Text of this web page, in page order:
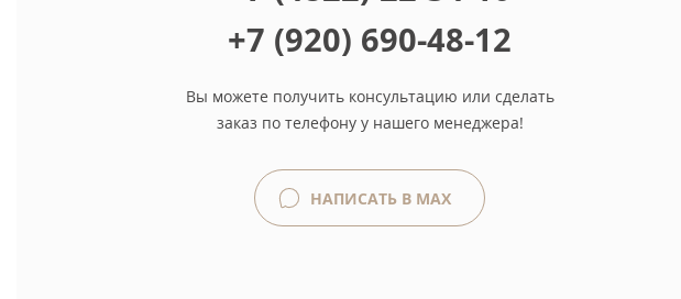
+7 (920) 690-48-12
Вы можете получить консультацию или сделать
заказ по телефону у нашего менеджера!
НАПИСАТЬ В MAX